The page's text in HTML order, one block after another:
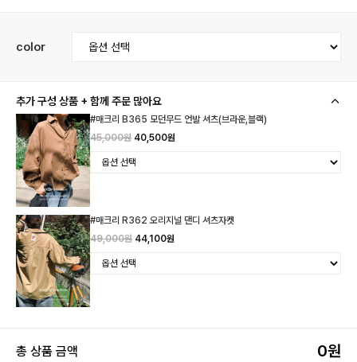
color
추가 구성 상품 + 함께 주문 많아요
#매크리 B365 모던무드 언발 셔츠(브라운,블랙)
45,000원 40,500원
#매크리 R362 오리지널 댄디 셔츠자켓
49,000원 44,100원
총 상품 금액 0원